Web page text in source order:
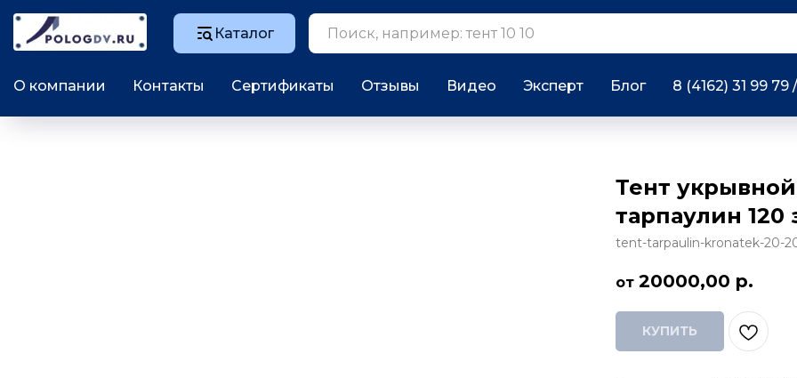
Каталог
О компании Контакты Сертификаты Отзывы Видео Эксперт Блог 8 (4162) 31 99
Тент
тарпаулин
tent-tarpaulin-kronatek-20-
20000,00 р.
КУПИТЬ